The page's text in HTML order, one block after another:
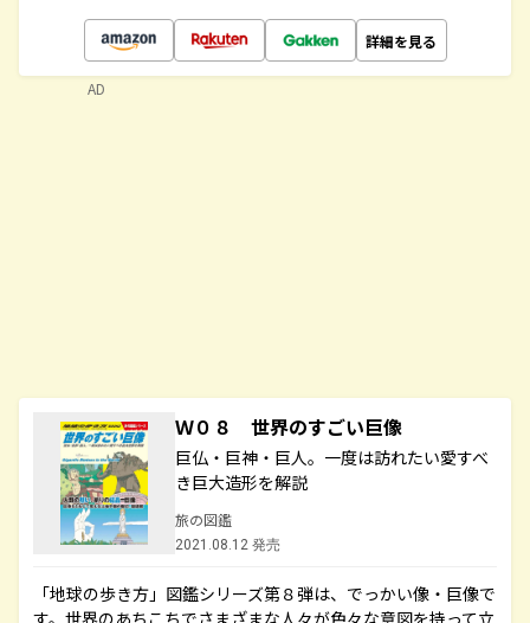
詳細を見る
Ｗ０８ 世界のすごい巨像
巨仏・巨神・巨人。一度は訪れたい愛すべ
き巨大造形を解説
旅の図鑑
2021.08.12 発売
「地球の歩き方」図鑑シリーズ第８弾は、でっかい像・巨像で
す。世界のあちこちでさまざまな人々が色々な意図を持って立
AD